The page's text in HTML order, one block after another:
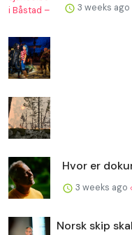
3 weeks ago
Hvor er
3 weeks ago
Norsk skip